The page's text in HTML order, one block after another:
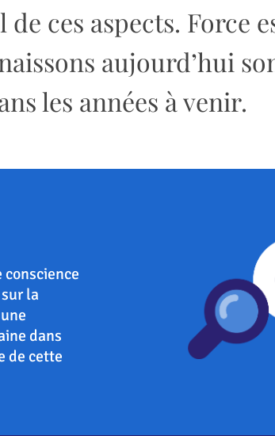
ces aspects. Force
aujourd’hui
les années à venir.
la
dans
de cette